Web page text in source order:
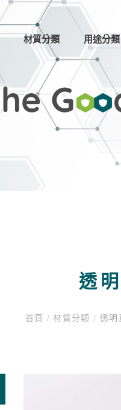
材質分類 用途分類
透
首頁 / 材質分類/ 透明